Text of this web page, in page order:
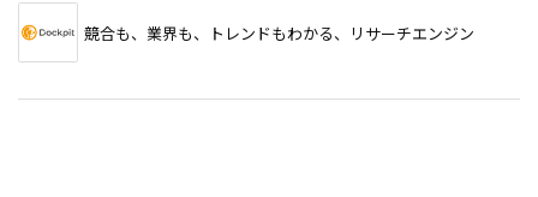
競合も、業界も、トレンドもわかる、リサーチエンジン